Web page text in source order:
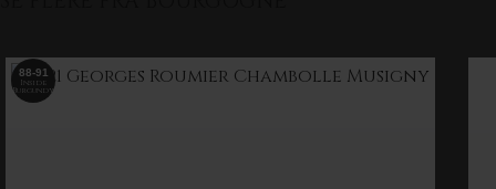
88-91
Inside
Burgundy